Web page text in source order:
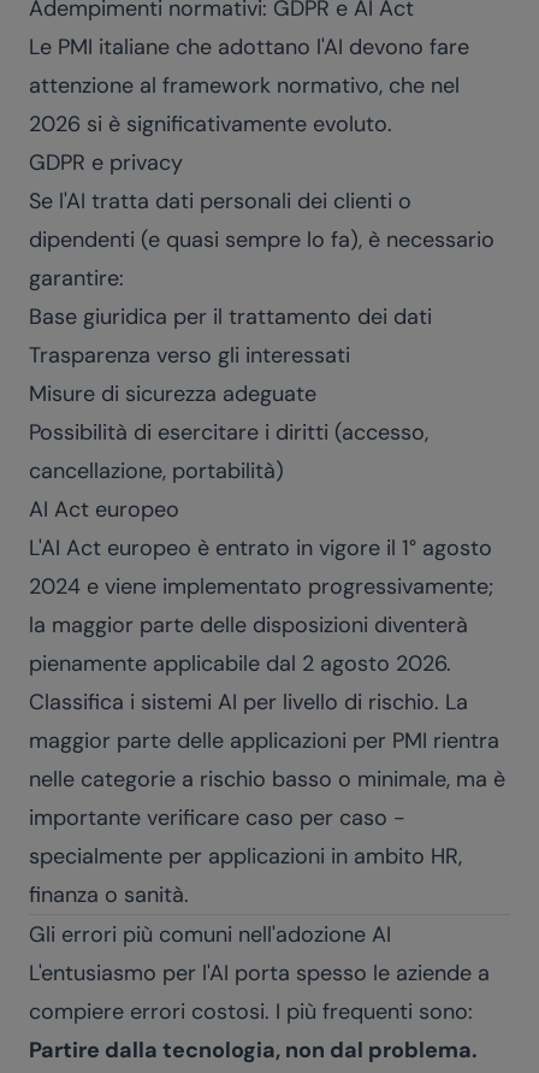
Adempimenti normativi: GDPR e AI Act
Le PMI italiane che adottano l'AI devono fare
attenzione al framework normativo, che nel
2026 si è significativamente evoluto.
GDPR e privacy
Se l'AI tratta dati personali dei clienti o
dipendenti (e quasi sempre lo fa), è necessario
garantire:
Base giuridica per il trattamento dei dati
Trasparenza verso gli interessati
Misure di sicurezza adeguate
Possibilità di esercitare i diritti (accesso,
cancellazione, portabilità)
AI Act europeo
L'AI Act europeo è entrato in vigore il 1° agosto
2024 e viene implementato progressivamente;
la maggior parte delle disposizioni diventerà
pienamente applicabile dal 2 agosto 2026.
Classifica i sistemi AI per livello di rischio. La
maggior parte delle applicazioni per PMI rientra
nelle categorie a rischio basso o minimale, ma è
importante verificare caso per caso -
specialmente per applicazioni in ambito HR,
finanza o sanità.
Gli errori più comuni nell'adozione AI
L'entusiasmo per l'AI porta spesso le aziende a
compiere errori costosi. I più frequenti sono:
Partire dalla tecnologia, non dal problema.